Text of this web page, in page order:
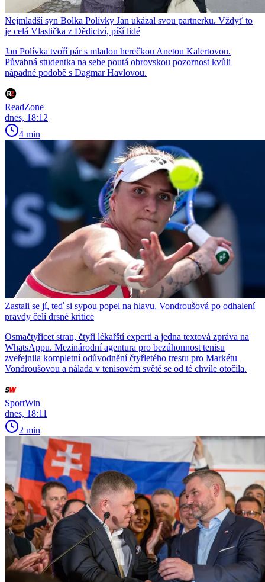
Nejmladší syn Bolka Polívky Jan ukázal svou partnerku. Vždyť to
je celá Vlastička z Dědictví, píší lidé
Jan Polívka tvoří pár s mladou herečkou Anetou Kalertovou.
Půvabná studentka na sebe poutá obrovskou pozornost kvůli
nápadné podobě s Dagmar Havlovou.
ReadZone
dnes, 18:12
4 min
Zastali se jí, teď si sypou popel na hlavu. Vondroušová po odhalení
pravdy čelí drsné kritice
Osmačtyřicet stran, čtyři lékařští experti a jedna textová zpráva na
WhatsAppu. Mezinárodní agentura pro bezúhonnost tenisu
zveřejnila kompletní odůvodnění čtyřletého trestu pro Markétu
Vondroušovou a nálada v tenisovém světě se od té chvíle otočila.
SportWin
dnes, 18:11
2 min